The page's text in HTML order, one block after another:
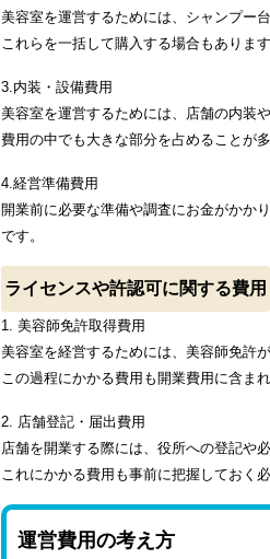
美容室を運営するためには、シャンプー
これらを一括して購入する場合もありま
3.内装・設備費用
美容室を運営するためには、店舗の内装
費用の中でも大きな部分を占めることが多
4.経営準備費用
開業前に必要な準備や調査にお金がかか
です。
ライセンスや許認可に関する費用
1. 美容師免許取得費用
美容室を経営するためには、美容師免許
この過程にかかる費用も開業費用に含まれ
2. 店舗登記・届出費用
店舗を開業する際には、役所への登記や
これにかかる費用も事前に把握しておく
運営費用の考え方